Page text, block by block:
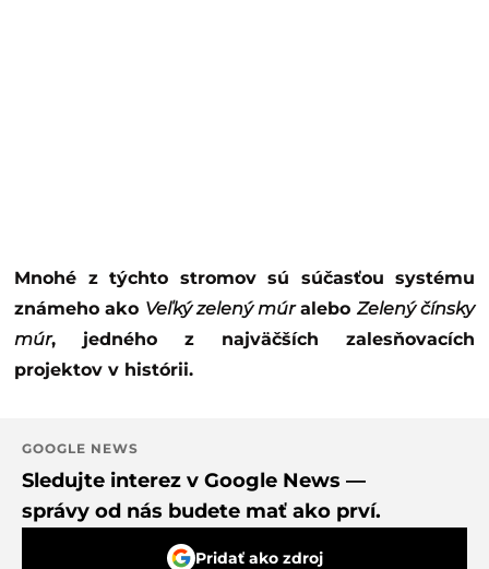
Mnohé z týchto stromov sú súčasťou systému
známeho ako Veľký zelený múralebo Zelený čínsky
múr, jedného z najväčších zalesňovacích
projektov v histórii.
GOOGLE NEWS
Sledujte interez v Google News —
správy od nás budete mať ako prví.
Pridať ako zdroj